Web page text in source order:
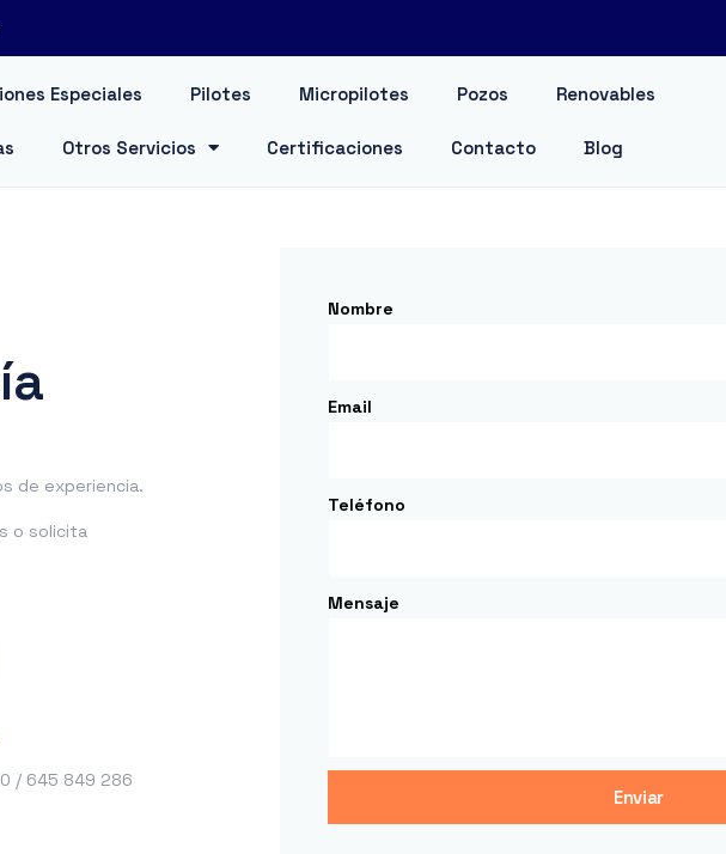
Especiales Pilotes Micropilotes Pozos Renovables
Otros Servicios Certificaciones Contacto Blog
de experiencia.
o solicita
/ 645 849 286
Nombre
Email
Teléfono
Mensaje
Enviar